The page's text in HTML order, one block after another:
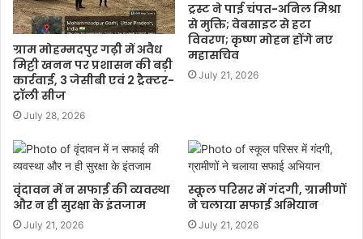
ग्राम मोहम्मदपुर गढ़ी में अवैध
मिट्टी खनन पर प्रशासन की बड़ी
कार्रवाई, 3 जेसीबी एवं 2 ट्रैक्टर-
ट्रॉली सीज
July 28, 2026
ट्रस्ट ने पाई चंपत-अनिल मिश्रा
से मुक्ति; वेबसाइट से हटा
विवरण; कृष्ण मोहन होंगे नए
महासचिव
July 21, 2026
वृंदावन में न सफाई की व्यवस्था
और न ही सुरक्षा के इंतजाम
July 21, 2026
स्कूल परिसर में गंदगी, ग्रामीणों
ने चलाया सफाई अभियान
July 21, 2026